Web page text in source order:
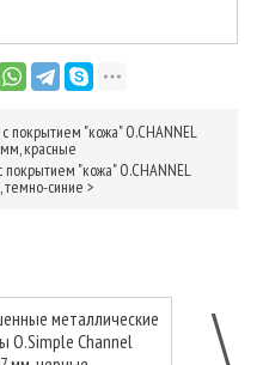
покрытием "кожа" O.CHANNEL
красные
"кожа" O.CHANNEL
синие >
металлические
O.Simple Channel